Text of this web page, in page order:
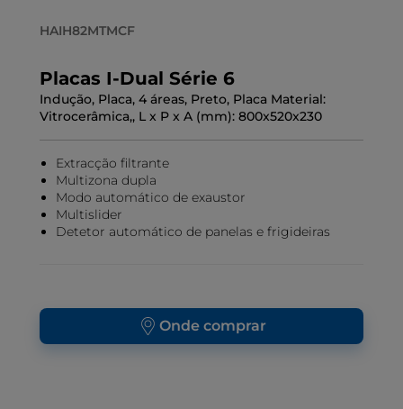
HAIH82MTMCF
Placas I-Dual Série 6
Indução, Placa, 4 áreas, Preto, Placa Material:
Vitrocerâmica,, L x P x A (mm): 800x520x230
Extracção filtrante
Multizona dupla
Modo automático de exaustor
Multislider
Detetor automático de panelas e frigideiras
Onde comprar